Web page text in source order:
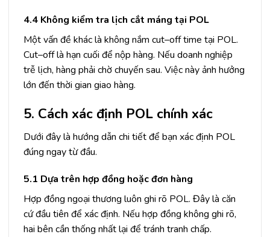
4.4 Không kiểm tra lịch cắt máng tại POL
Một vấn đề khác là không nắm cut–off time tại POL.
Cut–off là hạn cuối để nộp hàng. Nếu doanh nghiệp
trễ lịch, hàng phải chờ chuyến sau. Việc này ảnh hưởng
lớn đến thời gian giao hàng.
5. Cách xác định POL chính xác
Dưới đây là hướng dẫn chi tiết để bạn xác định POL
đúng ngay từ đầu.
5.1 Dựa trên hợp đồng hoặc đơn hàng
Hợp đồng ngoại thương luôn ghi rõ POL. Đây là căn
cứ đầu tiên để xác định. Nếu hợp đồng không ghi rõ,
hai bên cần thống nhất lại để tránh tranh chấp.